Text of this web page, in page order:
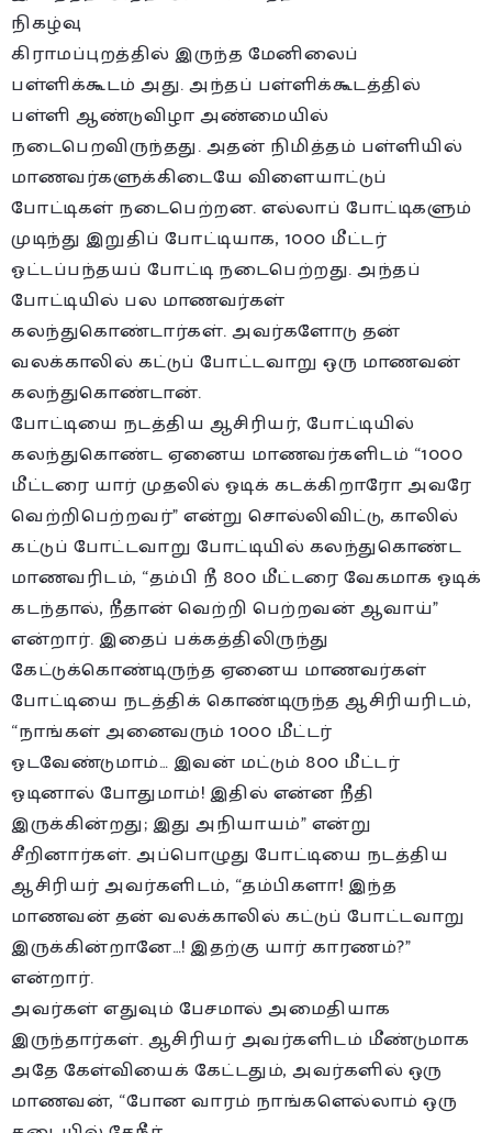
நிகழ்வு
கிராமப்புறத்தில் இருந்த மேனிலைப்
பள்ளிக்கூடம் அது. அந்தப் பள்ளிக்கூடத்தில்
பள்ளி ஆண்டுவிழா அண்மையில்
நடைபெறவிருந்தது. அதன் நிமித்தம் பள்ளியில்
மாணவர்களுக்கிடையே விளையாட்டுப்
போட்டிகள் நடைபெற்றன. எல்லாப் போட்டிகளும்
முடிந்து இறுதிப் போட்டியாக, 1000 மீட்டர்
ஓட்டப்பந்தயப் போட்டி நடைபெற்றது. அந்தப்
போட்டியில் பல மாணவர்கள்
கலந்துகொண்டார்கள். அவர்களோடு தன்
வலக்காலில் கட்டுப் போட்டவாறு ஒரு மாணவன்
கலந்துகொண்டான்.
போட்டியை நடத்திய ஆசிரியர், போட்டியில்
கலந்துகொண்ட ஏனைய மாணவர்களிடம் “1000
மீட்டரை யார் முதலில் ஓடிக் கடக்கிறாரோ அவரே
வெற்றிபெற்றவர்” என்று சொல்லிவிட்டு, காலில்
கட்டுப் போட்டவாறு போட்டியில் கலந்துகொண்ட
மாணவரிடம், “தம்பி நீ 800 மீட்டரை வேகமாக ஓடிக்
கடந்தால், நீதான் வெற்றி பெற்றவன் ஆவாய்”
என்றார். இதைப் பக்கத்திலிருந்து
கேட்டுக்கொண்டிருந்த ஏனைய மாணவர்கள்
போட்டியை நடத்திக் கொண்டிருந்த ஆசிரியரிடம்,
“நாங்கள் அனைவரும் 1000 மீட்டர்
ஓடவேண்டுமாம்… இவன் மட்டும் 800 மீட்டர்
ஓடினால் போதுமாம்! இதில் என்ன நீதி
இருக்கின்றது; இது அநியாயம்” என்று
சீறினார்கள். அப்பொழுது போட்டியை நடத்திய
ஆசிரியர் அவர்களிடம், “தம்பிகளா! இந்த
மாணவன் தன் வலக்காலில் கட்டுப் போட்டவாறு
இருக்கின்றானே…! இதற்கு யார் காரணம்?”
என்றார்.
அவர்கள் எதுவும் பேசமால் அமைதியாக
இருந்தார்கள். ஆசிரியர் அவர்களிடம் மீண்டுமாக
அதே கேள்வியைக் கேட்டதும், அவர்களில் ஒரு
மாணவன், “போன வாரம் நாங்களெல்லாம் ஒரு